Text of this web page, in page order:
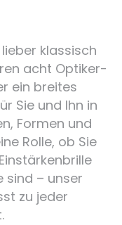
klassisch
acht Optiker-
ein breites
Sie und Ihn in
Formen und
Rolle, ob Sie
sind – unser
zu jeder